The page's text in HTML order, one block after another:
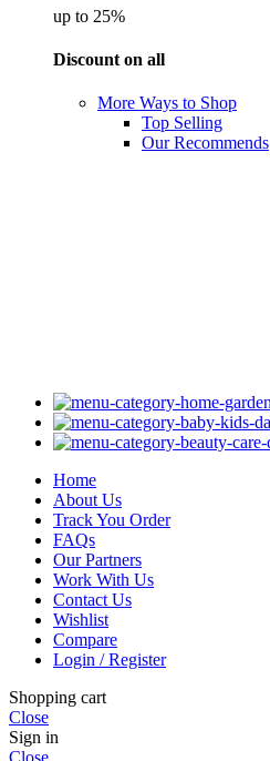
up to 25%
Discount on all
More Ways to Shop
Top Selling
Our Recommends
Home
About Us
Track You Order
FAQs
Our Partners
Work With Us
Contact Us
Wishlist
Compare
Login / Register
Shopping cart
Close
Sign in